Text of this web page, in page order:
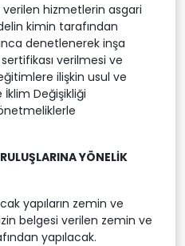
hizmetlerin asgari
kimin tarafından
denetlenerek inşa
verilmesi ve
ilişkin usul ve
Değişikliği
YÖNELİK
yapıların zemin ve
belgesi verilen zemin ve
yapılacak.